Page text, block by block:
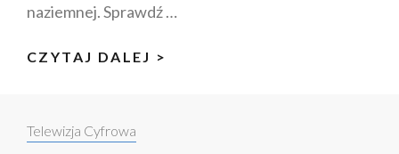
naziemnej. Sprawdź …
CZYTAJ DALEJ >
Categories:
Telewizja Cyfrowa